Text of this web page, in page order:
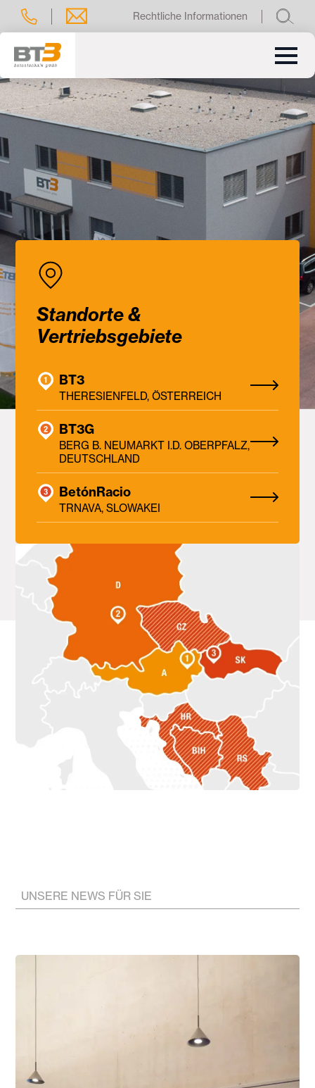
Rechtliche Informationen
Standorte &
Vertriebsgebiete
BT3
THERESIENFELD, ÖSTERREICH
BT3G
BERG B. NEUMARKT I.D. OBERPFALZ,
DEUTSCHLAND
BetónRacio
TRNAVA, SLOWAKEI
UNSERE NEWS FÜR SIE